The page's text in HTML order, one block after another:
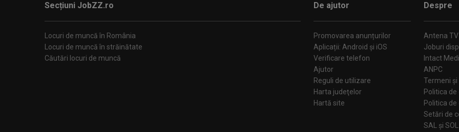
Secțiuni JobZZ.ro
Locuri de muncă în România
Locuri de muncă în străinătate
Căutări locuri de muncă
De ajutor
Promovarea anunțurilor
Aplicații: Android și iOS
Verificare telefon
Ajutor
Reguli de utilizare
Harta judeţelor
Hartă site
Despre
Antena TV
Joburi
Intact
ANPC
Termeni
Politica de
Politica
SAL și SOL